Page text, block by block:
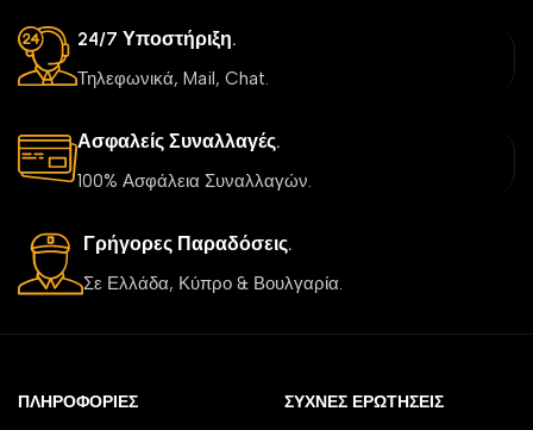
24/7 Υποστήριξη.
Τηλεφωνικά, Mail, Chat.
Ασφαλείς Συναλλαγές.
100% Ασφάλεια Συναλλαγών.
Γρήγορες Παραδόσεις.
Σε Ελλάδα, Κύπρο & Βουλγαρία.
ΠΛΗΡΟΦΟΡΊΕΣ
ΣΥΧΝΈΣ ΕΡΩΤΉΣΕΙΣ